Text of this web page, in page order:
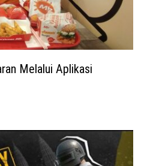
Melalui Aplikasi